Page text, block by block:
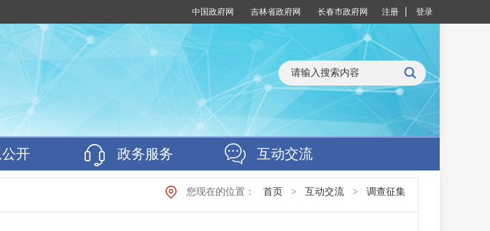
中国政府网 吉林省政府网 长春市政府网 注册 登录
开 政务服务 互动交流
您现在的位置： 首页 > 互动交流 > 调查征集